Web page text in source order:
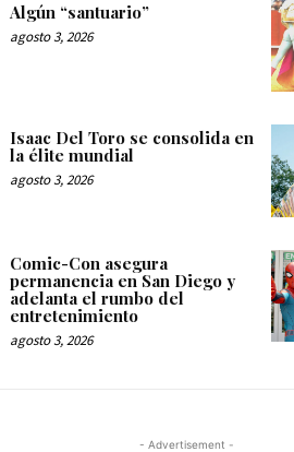
Algún “santuario”
agosto 3, 2026
Isaac Del Toro se consolida en
la élite mundial
agosto 3, 2026
Comic-Con asegura
permanencia en San Diego y
adelanta el rumbo del
entretenimiento
agosto 3, 2026
- Advertisement -